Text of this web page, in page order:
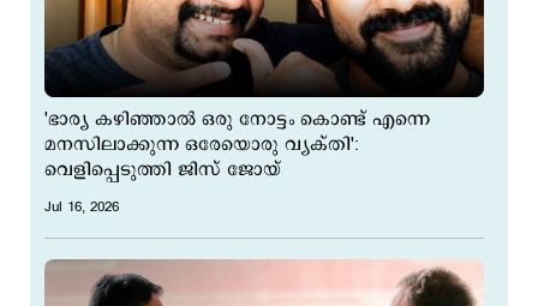
'ഭാര്യ കഴിഞ്ഞാൽ ഒരു നോട്ടം കൊണ്ട് എന്നെ
മനസിലാക്കുന്ന ഒരേയൊരു വ്യക്തി':
വെളിപ്പെടുത്തി ജിസ് ജോയ്
Jul 16, 2026